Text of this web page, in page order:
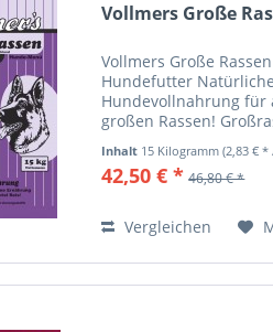
Vollmers Große
Vollmers Große
Hundefutter Natürliche
Hundevollnahrung für
großen Rassen!
empfindlichen
und der Gelenke eine
Futter...
Inhalt 15 Kilogramm(2,83 € *
42,50 € * 46,80 € *
Vergleichen